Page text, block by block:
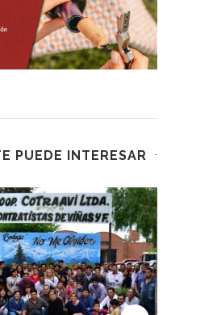
PUEDE INTERESAR